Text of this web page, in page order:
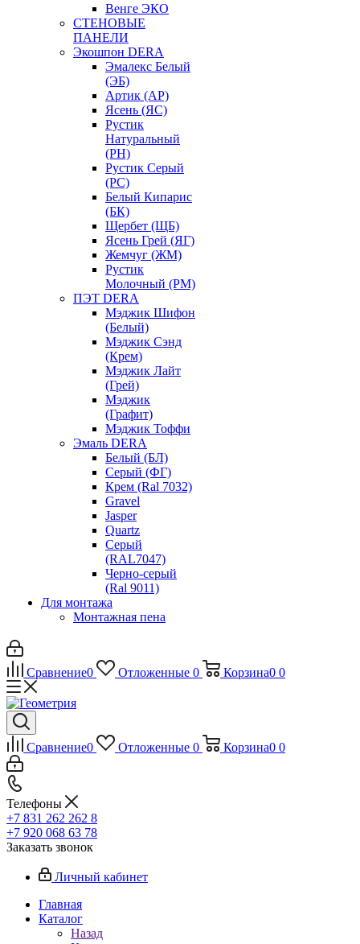
Венге ЭКО
СТЕНОВЫЕ
ПАНЕЛИ
Экошпон DERA
Эмалекс Белый
(ЭБ)
Артик (АР)
Ясень (ЯС)
Рустик
Натуральный
(РН)
Рустик Серый
(РС)
Белый Кипарис
(БК)
Щербет (ЩБ)
Ясень Грей (ЯГ)
Жемчуг (ЖМ)
Рустик
Молочный (РМ)
ПЭТ DERA
Мэджик Шифон
(Белый)
Мэджик Сэнд
(Крем)
Мэджик Лайт
(Грей)
Мэджик
(Графит)
Мэджик Тоффи
Эмаль DERA
Белый (БЛ)
Серый (ФГ)
Крем (Ral 7032)
Gravel
Jasper
Quartz
Серый
(RAL7047)
Черно-серый
(Ral 9011)
Для монтажа
Монтажная пена
Сравнение0 Отложенные 0 Корзина0 0
Сравнение0 Отложенные 0 Корзина0 0
Телефоны
+7 831 262 262 8
+7 920 068 63 78
Заказать звонок
Личный кабинет
Главная
Каталог
Назад